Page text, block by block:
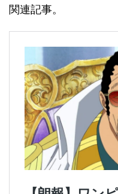
関連記事。